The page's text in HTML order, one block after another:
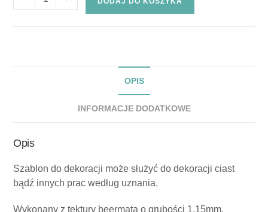
OPIS
INFORMACJE DODATKOWE
Opis
Szablon do dekoracji może służyć do dekoracji ciast
bądź innych prac według uznania.
Wykonany z tektury beermata o grubości 1,15mm.